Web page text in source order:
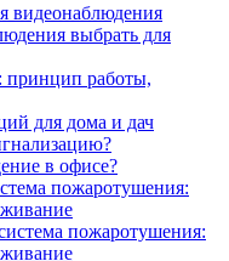
видеонаблюдения
выбрать для
принцип работы,
для дома и дач
в офисе?
пожаротушения:
пожаротушения: